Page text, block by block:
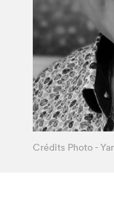
Crédits Photo -